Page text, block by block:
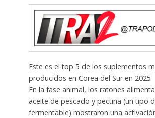
Este es el top 5 de los suplementos
producidos en Corea del Sur en 2025
En la fase animal, los ratones
aceite de pescado y pectina (un tipo
fermentable) mostraron una